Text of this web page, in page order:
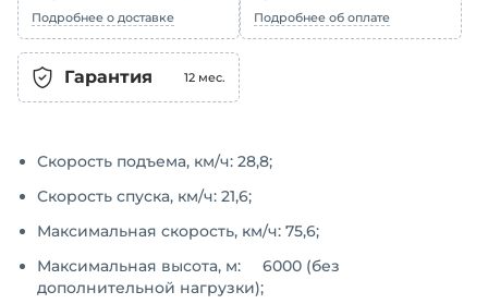
Подробнее о доставке
Подробнее об оплате
Гарантия 12 мес.
Скорость подъема, км/ч: 28,8;
Скорость спуска, км/ч: 21,6;
Максимальная скорость, км/ч: 75,6;
Максимальная высота, м: 6000 (без
дополнительной нагрузки);